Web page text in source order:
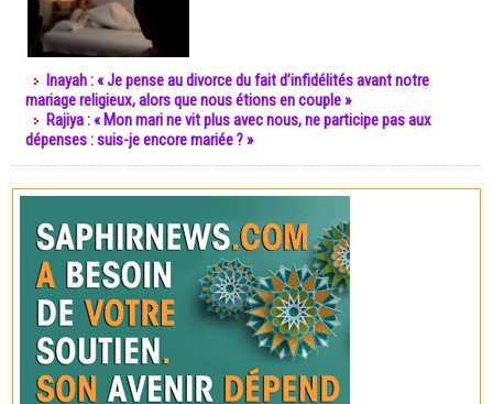
Inayah : « Je pense au divorce du fait d’infidélités avant notre
mariage religieux, alors que nous étions en couple »
Rajiya : « Mon mari ne vit plus avec nous, ne participe pas aux
dépenses : suis-je encore mariée ? »